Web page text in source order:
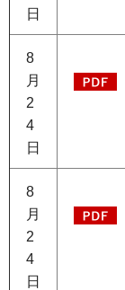
日
8
月
2
4
日
8
月
2
4
日